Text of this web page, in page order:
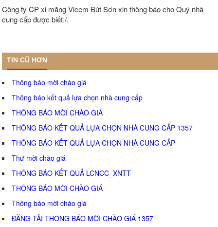
Công ty CP xi măng Vicem Bút Sơn xin thông báo cho Quý nhà
cung cấp được biết./.
TIN CŨ HƠN
Thông báo mời chào giá
Thông báo kết quả lựa chọn nhà cung cấp
THÔNG BÁO MỜI CHÀO GIÁ
THÔNG BÁO KẾT QUẢ LỰA CHỌN NHÀ CUNG CẤP 1357
THÔNG BÁO KẾT QUẢ LỰA CHỌN NHÀ CUNG CẤP
Thư mời chào giá
THÔNG BÁO KẾT QUẢ LCNCC_XNTT
THÔNG BÁO MỜI CHÀO GIÁ
Thông báo mời chào giá
ĐĂNG TẢI THÔNG BÁO MỜI CHÀO GIÁ 1357